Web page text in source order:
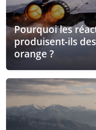
Pourquoi les
produisent-ils
orange ?